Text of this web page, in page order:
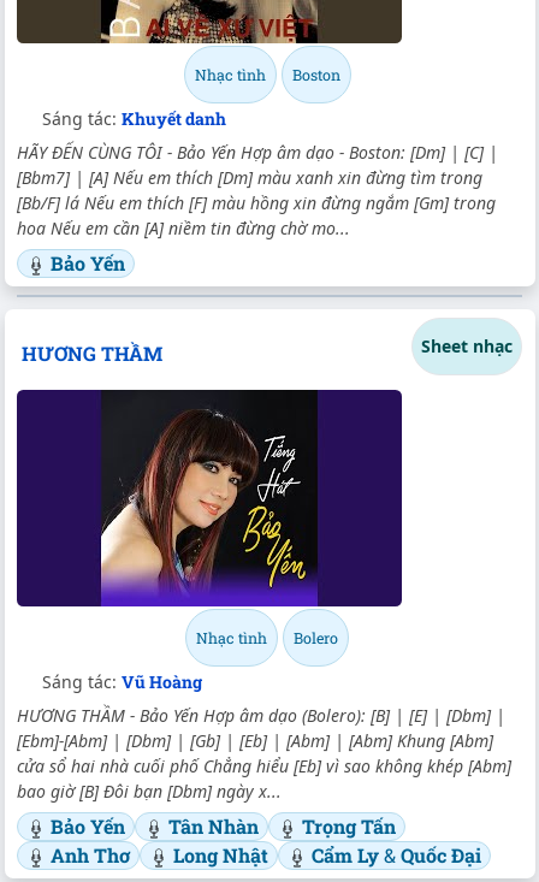
Nhạc tình Boston
Sáng tác: Khuyết danh
HÃY ĐẾN CÙNG TÔI - Bảo Yến Hợp âm dạo - Boston: [Dm] | [C] |
[Bbm7] | [A] Nếu em thích [Dm] màu xanh xin đừng tìm trong
[Bb/F] lá Nếu em thích [F] màu hồng xin đừng ngắm [Gm] trong
hoa Nếu em cần [A] niềm tin đừng chờ mo...
Bảo Yến
HƯƠNG THẦM Sheet nhạc
Nhạc tình Bolero
Sáng tác: Vũ Hoàng
HƯƠNG THẦM - Bảo Yến Hợp âm dạo (Bolero): [B] | [E] | [Dbm] |
[Ebm]-[Abm] | [Dbm] | [Gb] | [Eb] | [Abm] | [Abm] Khung [Abm]
cửa sổ hai nhà cuối phố Chẳng hiểu [Eb] vì sao không khép [Abm]
bao giờ [B] Ðôi bạn [Dbm] ngày x...
Bảo Yến Tân Nhàn
Trọng Tấn
Anh Thơ
Long Nhật Cẩm Ly&Quốc Đại